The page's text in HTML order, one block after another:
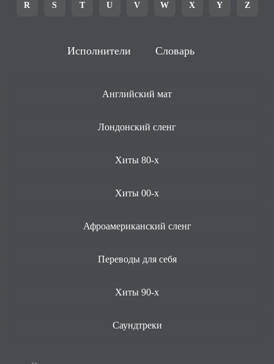
R S T U V W X Y Z
Исполнители Словарь
Английский мат
Лондонский сленг
Хиты 80-х
Хиты 00-х
Афроамериканский сленг
Переводы для себя
Хиты 90-х
Саундтреки